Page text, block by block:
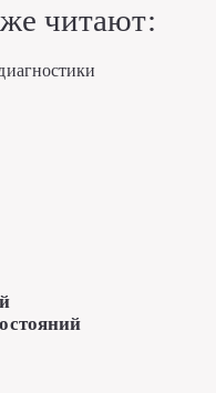
читают: